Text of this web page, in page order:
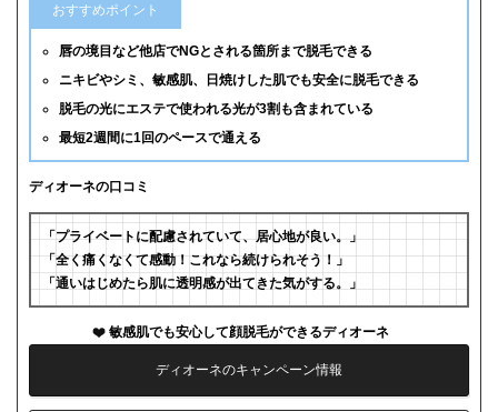
おすすめポイント
唇の境目など他店でNGとされる箇所まで脱毛できる
ニキビやシミ、敏感肌、日焼けした肌でも安全に脱毛できる
脱毛の光にエステで使われる光が3割も含まれている
最短2週間に1回のペースで通える
ディオーネの口コミ
「プライベートに配慮されていて、居心地が良い。」
「全く痛くなくて感動！これなら続けられそう！」
「通いはじめたら肌に透明感が出てきた気がする。」
敏感肌でも安心して顔脱毛ができるディオーネ
ディオーネのキャンペーン情報